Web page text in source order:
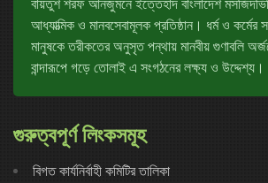
বায়তুশ শরফ আনজুমনে ইত্তেহাদ বাংলাদেশ
আধ্যাত্মিক ও মানবসেবামূলক প্রতিষ্ঠান। ধর্ম ও
মানুষকে তরীকতের অনুসৃত পন্থায় মানবীয় গুণাবলি
বান্দারূপে গড়ে তোলাই এ সংগঠনের লক্ষ্য ও উদ্দেশ্য।
গুরুত্বপূর্ণ লিংকসমূহ
বিগত কার্যনির্বাহী কমিটির তালিকা